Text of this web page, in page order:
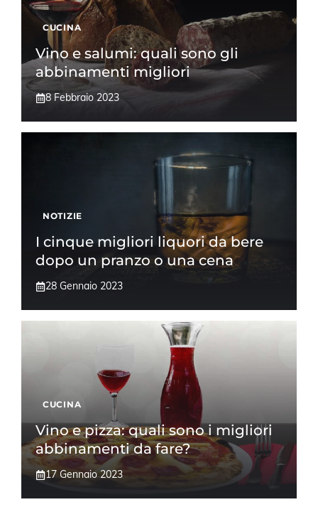
CUCINA
Vino e salumi: quali sono gli
abbinamenti migliori
8 Febbraio 2023
NOTIZIE
I cinque migliori liquori da bere
dopo un pranzo o una cena
28 Gennaio 2023
CUCINA
Vino e pizza: quali sono i migliori
abbinamenti da fare?
17 Gennaio 2023